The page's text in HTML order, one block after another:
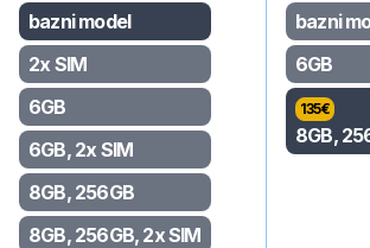
bazni model
2x SIM
6GB
6GB, 2x SIM
8GB, 256GB
8GB, 256GB, 2x SIM
bazni
6GB
135€
8GB,